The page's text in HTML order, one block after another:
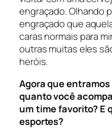
engraçado. Olhando
engraçado que
caras normais para
outras muitas eles
heróis.
Agora que
quanto você
um time favorito? E
esportes?